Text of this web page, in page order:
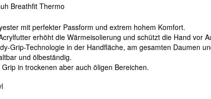
Breathfit Thermo
mit perfekter Passform und extrem hohem Komfort.
erhöht die Wärmeisolierung und schützt die Hand vor
Grip-Technologie in der Handfläche, am gesamten Daumen
und ölbeständig.
in trockenen aber auch öligen Bereichen.